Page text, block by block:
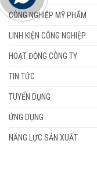
CÔNG NGHIỆP MỸ PHẨM
LINH KIỆN CÔNG NGHIỆP
HOẠT ĐỘNG CÔNG TY
TIN TỨC
TUYỂN DỤNG
ỨNG DỤNG
NĂNG LỰC SẢN XUẤT